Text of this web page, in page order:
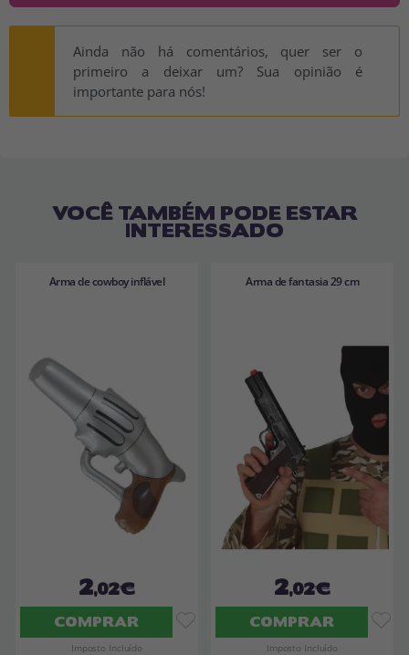
Ainda não há comentários, quer ser o
primeiro a deixar um? Sua opinião é
importante para nós!
VOCÊ TAMBÉM PODE ESTAR
INTERESSADO
Arma de cowboy inflável
2,02€
COMPRAR
Imposto Incluído
Arma de fantasia 29 cm
2,02€
COMPRAR
Imposto Incluído